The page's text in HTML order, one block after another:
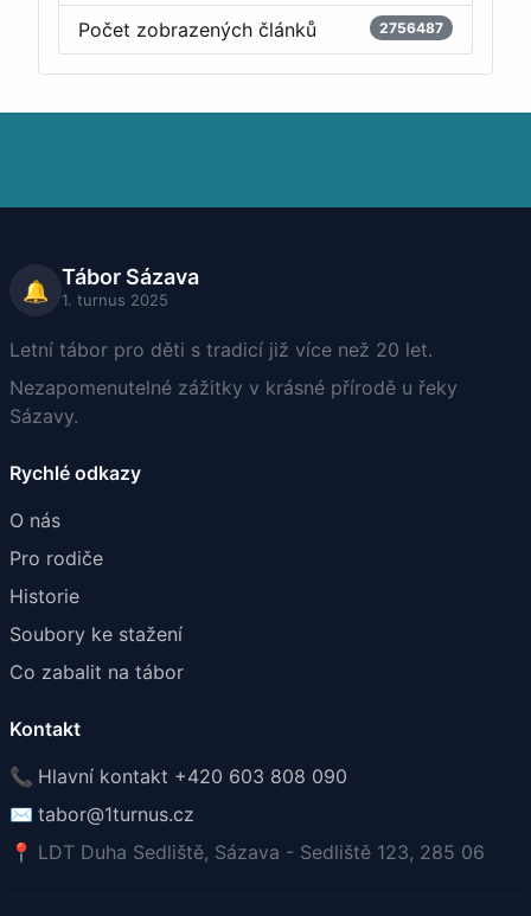
Počet zobrazených článků 2756487
🔔
Tábor Sázava
1. turnus 2025
Letní tábor pro děti s tradicí již více než 20 let.
Nezapomenutelné zážitky v krásné přírodě u řeky
Sázavy.
Rychlé odkazy
O nás
Pro rodiče
Historie
Soubory ke stažení
Co zabalit na tábor
Kontakt
📞 Hlavní kontakt +420 603 808 090
✉️ tabor@1turnus.cz
📍 LDT Duha Sedliště, Sázava - Sedliště 123, 285 06